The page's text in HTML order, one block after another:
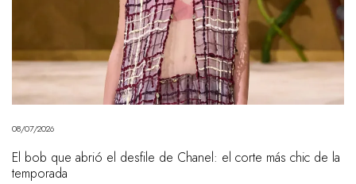
08/07/2026
El bob que abrió el desfile de Chanel: el corte más chic de la
temporada